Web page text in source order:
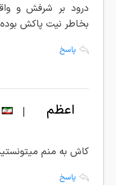
درود بر شرفش و
بخاطر نیت پاکش بوده
پاسخ
اعظم
لطفیان
|
کاش به منم
پاسخ